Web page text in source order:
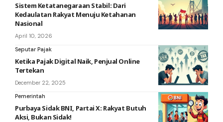
Sistem Ketatanegaraan Stabil: Dari
Kedaulatan Rakyat Menuju Ketahanan
Nasional
April 10, 2026
Seputar Pajak
Ketika Pajak Digital Naik, Penjual Online
Tertekan
December 22, 2025
Pemerintah
Purbaya Sidak BNI, Partai X: Rakyat Butuh
Aksi, Bukan Sidak!